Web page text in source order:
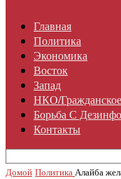
Главная
Политика
Экономика
Восток
Запад
НКО/
Борьба С
Контакты
Домой ПолитикаАлайба